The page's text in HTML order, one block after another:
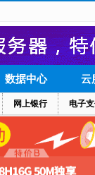
网上银行 电子
数据中心 云